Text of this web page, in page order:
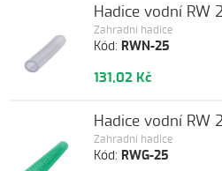
Kód: RWN-25
Zahradní hadice
Hadice vodní RW
131,02 Kč
Kód: RWG-25
Zahradní hadice
Hadice vodní RW